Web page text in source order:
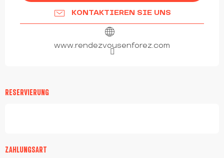
KONTAKTIEREN SIE UNS
www.rendezvousenforez.com
RESERVIERUNG
ZAHLUNGSART